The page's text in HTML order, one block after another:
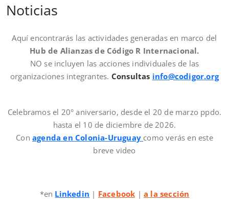
Noticias
Aquí encontrarás las actividades generadas en marco del
Hub de Alianzas de Código R Internacional.
NO se incluyen las acciones individuales de las
organizaciones integrantes. Consultas info@codigor.org
Celebramos el 20° aniversario, desde el 20 de marzo ppdo.
hasta el 10 de diciembre de 2026.
Con agenda en Colonia-Uruguay como verás en este
breve video
*en Linkedin | Facebook | a la sección